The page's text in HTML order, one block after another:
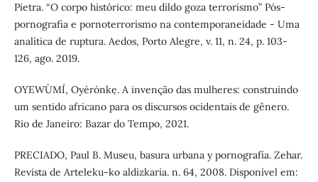
Pietra. “O corpo histórico: meu dildo goza terrorismo” Pós-
pornografia e pornoterrorismo na contemporaneidade - Uma
analítica de ruptura. Aedos, Porto Alegre, v. 11, n. 24, p. 103-
126, ago. 2019.
OYEWÙMÍ, Oyèrónkẹ. A invenção das mulheres: construindo
um sentido africano para os discursos ocidentais de gênero.
Rio de Janeiro: Bazar do Tempo, 2021.
PRECIADO, Paul B. Museu, basura urbana y pornografía. Zehar.
Revista de Arteleku-ko aldizkaria. n. 64, 2008. Disponível em: